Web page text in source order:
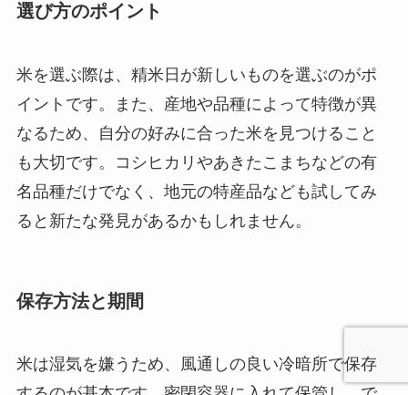
選び方のポイント
米を選ぶ際は、精米日が新しいものを選ぶのがポ
イントです。また、産地や品種によって特徴が異
なるため、自分の好みに合った米を見つけること
も大切です。コシヒカリやあきたこまちなどの有
名品種だけでなく、地元の特産品なども試してみ
ると新たな発見があるかもしれません。
保存方法と期間
米は湿気を嫌うため、風通しの良い冷暗所で保存